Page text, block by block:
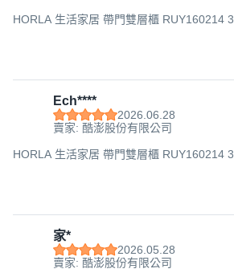
HORLA 生活家居 帶門雙層櫃 RUY160214
Ech****
2026.06.28
賣家: 酷澎股份有限公司
HORLA 生活家居 帶門雙層櫃 RUY160214
家*
2026.05.28
賣家: 酷澎股份有限公司